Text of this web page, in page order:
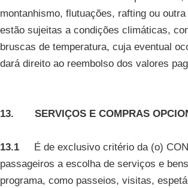
montanhismo, flutuações, rafting ou
estão sujeitas a condições climáticas,
bruscas de temperatura, cuja eventual
dará direito ao reembolso dos valores
13. SERVIÇOS E COMPRAS
13.1 É de exclusivo critério da (o)
passageiros a escolha de serviços e
programa, como passeios, visitas,